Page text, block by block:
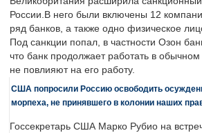
России.В него были включены 12
ряд банков, а также одно физическое
Под санкции попал, в частности Озон
что банк продолжает работать в
не повлияют на его работу.
США попросили Россию освободить
морпеха, не принявшего в колонии наших
Госсекретарь США Марко Рубио на